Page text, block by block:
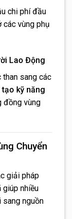
chi phí đầu
vùng phụ
Lao Động
than sang các
kỹ năng
đồng vùng
Chuyển
giải pháp
giúp nhiều
sang nguồn